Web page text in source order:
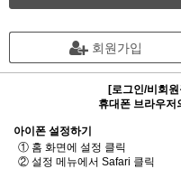
회원가입
[로그인/비회
휴대폰 브라우저
아이폰 설정하기
① 홈 화면에 설정 클릭
② 설정 메뉴에서 Safari 클릭